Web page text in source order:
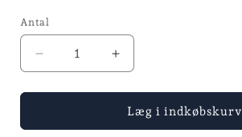
Antal
Reducer
antallet
for
-
Øg
antallet
for
Vase
-
Læg i indkøbskurv